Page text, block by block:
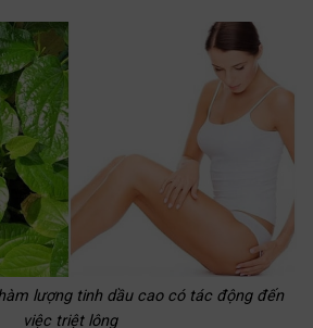
lượng tinh dầu cao có tác động đến
việc triệt lông